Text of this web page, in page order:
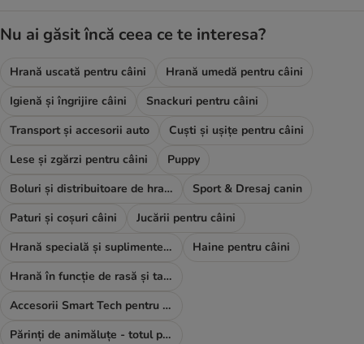
Nu ai găsit încă ceea ce te interesa?
Hrană uscată pentru câini
Hrană umedă pentru câini
Igienă și îngrijire câini
Snackuri pentru câini
Transport și accesorii auto
Cuști și ușițe pentru câini
Lese și zgărzi pentru câini
Puppy
Boluri și distribuitoare de hrană și apă
Sport & Dresaj canin
Paturi și coșuri câini
Jucării pentru câini
Hrană specială și suplimente alimentare
Haine pentru câini
Hrană în funcție de rasă și talie
Accesorii Smart Tech pentru câini
Părinți de animăluțe - totul pentru TINE